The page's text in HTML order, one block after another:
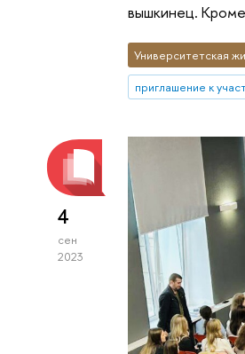
вышкинец.
Университетская
приглашение к
4
сен
2023